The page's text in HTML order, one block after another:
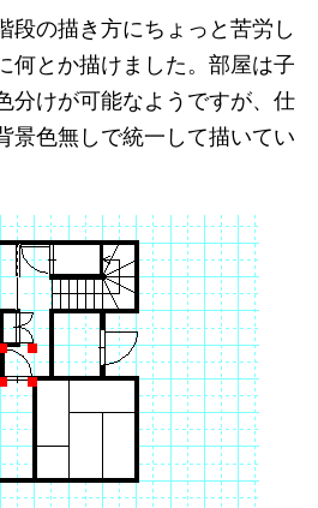
段の描き方にちょっと苦労し
何とか描けました。部屋は子
分けが可能なようですが、仕
景色無しで統一して描いてい